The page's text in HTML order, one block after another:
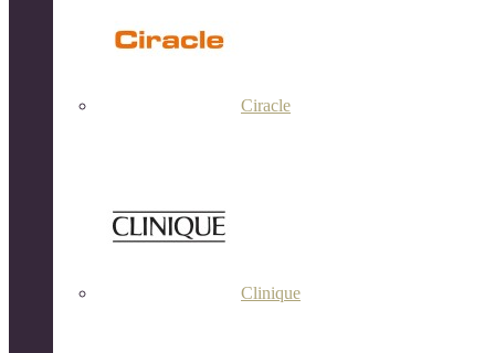
Ciracle
Clinique